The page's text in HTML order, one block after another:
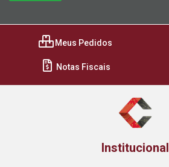
Meus Pedidos
Notas Fiscais
Institucional